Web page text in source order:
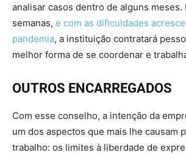
analisar casos dentro de alguns meses.
semanas, e com as dificuldades
pandemia, a instituição contratará
melhor forma de se coordenar e
OUTROS ENCARREGADOS
Com esse conselho, a intenção da
um dos aspectos que mais lhe causam
trabalho: os limites à liberdade de